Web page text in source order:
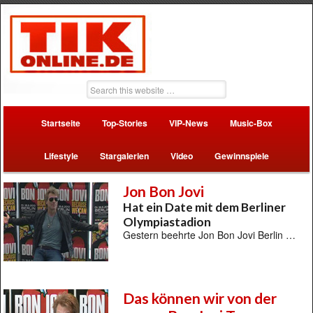
Startseite Top-Stories VIP-News Music-Box
Lifestyle Stargalerien Video Gewinnspiele
Jon Bon Jovi
Hat ein Date mit dem Berliner
Olympiastadion
Gestern beehrte Jon Bon Jovi Berlin …
Das können wir von der